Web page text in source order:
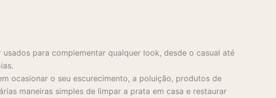
para complementar qualquer look, desde o casual até
ocasionar o seu escurecimento, a poluição, produtos de
maneiras simples de limpar a prata em casa e restaurar